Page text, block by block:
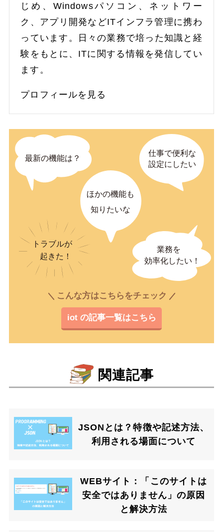
じめ、Windowsパソコン、ネットワー
ク、アプリ開発などITインフラ管理に携わ
っています。日々の業務で培った知識と経
験をもとに、ITに関する情報を発信してい
ます。
プロフィールを見る
こんな方はこちらをチェック
iot の記事一覧はこちら
関連記事
JSONとは？特徴や記述方法、
利用される場面について
WEBサイト：「このサイトは
安全ではありません」の原因
と解決方法